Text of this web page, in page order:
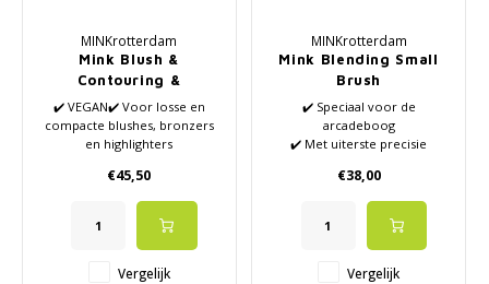
MINKrotterdam
Mink Blush &
Contouring &
Highlighting Face
Brush
✔️ VEGAN✔️ Voor losse en
compacte blushes, bronzers
en highlighters
✔️ Voelt zijdezacht aan
✔️ Ecologisch en duurzaam
✔️ Extra fijne synthetische
vezels
€45,50
Vergelijk
MINKrotterdam
Mink Blending Small
Brush
✔️ Speciaal voor de
arcadeboog
✔️ Met uiterste precisie
✔️ Maakt erg mooie lijnen
✔️ Erg geschikt voor
oogschaduw overgangen
✔️ Zeer zachte haarstructuur
€38,00
Vergelijk